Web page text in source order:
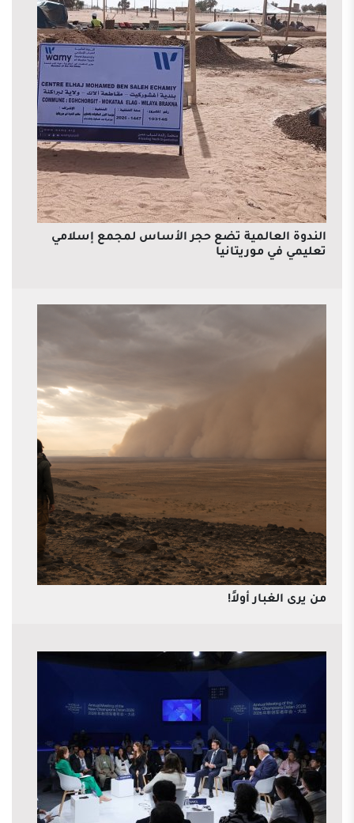
الندوة العالمية تضع حجر الأساس لمجمع إسلامي
تعليمي في موريتانيا
من يرى الغبار أولاً!